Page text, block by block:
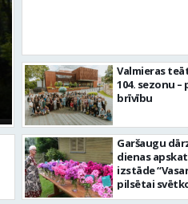
No pagaidu
centram – kā
Valmieras
104. sezonu –
brīvību
Garšaugu
dienas
izstāde
pilsētai